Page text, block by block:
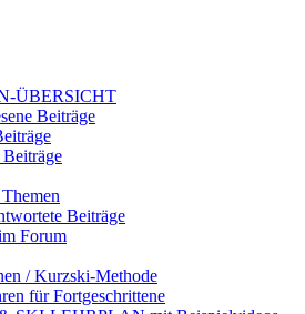
ÜBERSICHT
Beiträge
Beiträge
Themen
Beiträge
Forum
/ Kurzski-Methode
für Fortgeschrittene